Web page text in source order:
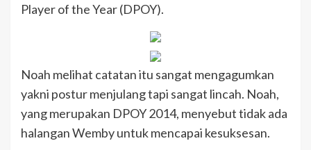
Player of the Year (DPOY).
Noah melihat catatan itu sangat mengagumkan
yakni postur menjulang tapi sangat lincah. Noah,
yang merupakan DPOY 2014, menyebut tidak ada
halangan Wemby untuk mencapai kesuksesan.